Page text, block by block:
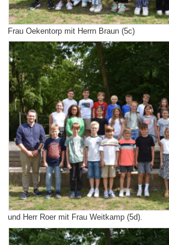
Frau Oekentorp mit Herrn Braun (5c)
und Herr Roer mit Frau Weitkamp (5d).